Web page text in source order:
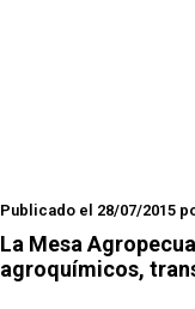
Publicado el 28/07/2015
La Mesa
agroquímicos,